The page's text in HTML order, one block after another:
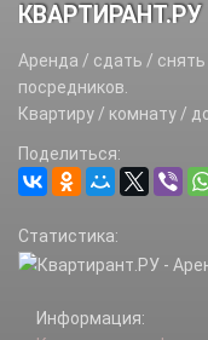
КВАРТИРАНТ.РУ
Аренда / сдать /
посредников.
Квартиру / комнату /
Поделиться:
Статистика:
Информация: